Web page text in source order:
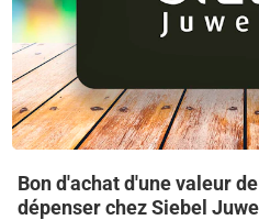
Bon d'achat d'une valeur
dépenser chez Siebel